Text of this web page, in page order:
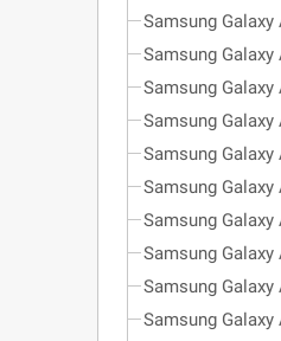
Samsung
Samsung
Samsung
Samsung
Samsung
Samsung
Samsung
Samsung
Samsung
Samsung